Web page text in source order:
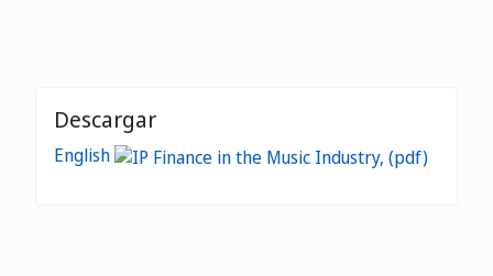
Descargar
English